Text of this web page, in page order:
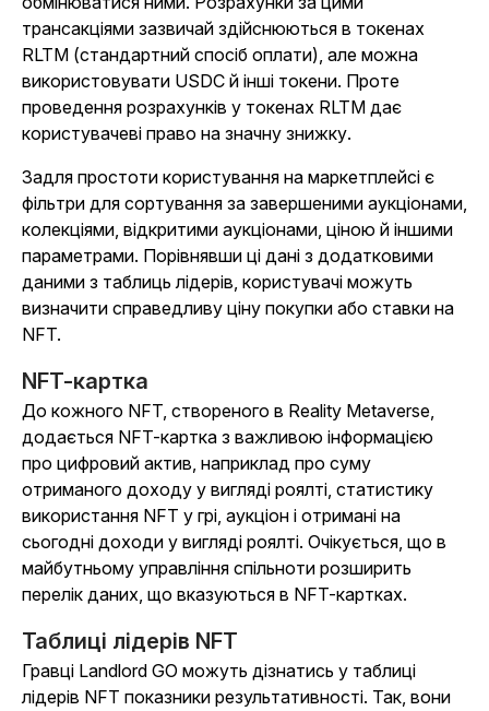
трансакціями зазвичай здійснюються в токенах
RLTM (стандартний спосіб оплати), але можна
використовувати USDC й інші токени. Проте
проведення розрахунків у токенах RLTM дає
користувачеві право на значну знижку.
Задля простоти користування на маркетплейсі є
фільтри для сортування за завершеними аукціонами,
колекціями, відкритими аукціонами, ціною й іншими
параметрами. Порівнявши ці дані з додатковими
даними з таблиць лідерів, користувачі можуть
визначити справедливу ціну покупки або ставки на
NFT.
NFT-картка
До кожного NFT, створеного в Reality Metaverse,
додається NFT-картка з важливою інформацією
про цифровий актив, наприклад про суму
отриманого доходу у вигляді роялті, статистику
використання NFT у грі, аукціон і отримані на
сьогодні доходи у вигляді роялті. Очікується, що в
майбутньому управління спільноти розширить
перелік даних, що вказуються в NFT-картках.
Таблиці лідерів NFT
Гравці Landlord GO можуть дізнатись у таблиці
лідерів NFT показники результативності. Так, вони